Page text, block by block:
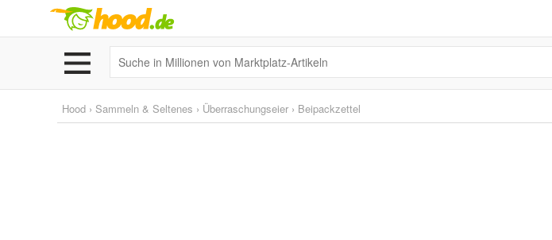
Hood › Sammeln & Seltenes › Überraschungseier › Beipackzettel